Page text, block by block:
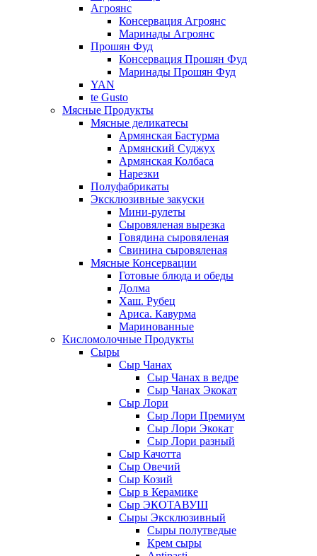
Агроянс
Консервация Агроянс
Маринады Агроянс
Прошян Фуд
Консервация Прошян Фуд
Маринады Прошян Фуд
YAN
te Gusto
Мясные Продукты
Мясные деликатесы
Армянская Бастурма
Армянский Суджух
Армянская Колбаса
Нарезки
Полуфабрикаты
Эксклюзивные закуски
Мини-рулеты
Сыровяленая вырезка
Говядина сыровяленая
Свинина сыровяленая
Мясные Консервации
Готовые блюда и обеды
Долма
Хаш. Рубец
Ариса. Кавурма
Маринованные
Кисломолочные Продукты
Сыры
Сыр Чанах
Сыр Чанах в ведре
Сыр Чанах Экокат
Сыр Лори
Сыр Лори Премиум
Сыр Лори Экокат
Сыр Лори разный
Сыр Качотта
Сыр Овечий
Сыр Козий
Сыр в Керамике
Сыр ЭКОТАВУШ
Сыры Эксклюзивный
Сыры полутведые
Крем сыры